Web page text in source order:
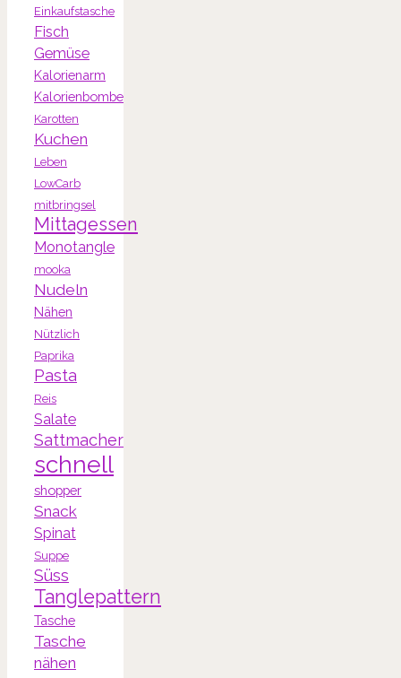
Einkaufstasche
Fisch
Gemüse
Kalorienarm
Kalorienbombe
Karotten
Kuchen
Leben
LowCarb
mitbringsel
Mittagessen
Monotangle
mooka
Nudeln
Nähen
Nützlich
Paprika
Pasta
Reis
Salate
Sattmacher
schnell
shopper
Snack
Spinat
Suppe
Süss
Tanglepattern
Tasche
Tasche
nähen